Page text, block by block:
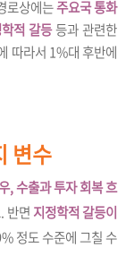
로상에는주요국 통화
적 갈등등과 관련한
따라서 1%대 후반에
변수
, 수출과 투자 회복 흐
반면 지정학적 갈등이
정도 수준에 그칠 수